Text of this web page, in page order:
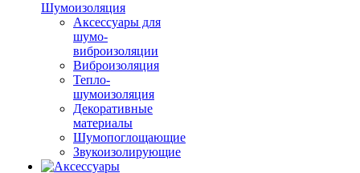
Шумоизоляция
Аксессуары для
шумо-
виброизоляции
Виброизоляция
Тепло-
шумоизоляция
Декоративные
материалы
Шумопоглощающие
Звукоизолирующие